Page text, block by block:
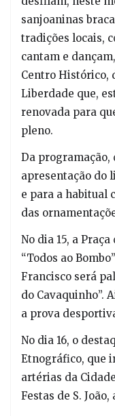
sanjoaninas
tradições locais,
cantam e
Centro Histórico,
Liberdade que,
renovada para
pleno.
Da programação,
apresentação do
e para a habitual
das
No dia 15, a
“Todos ao
Francisco será
do Cavaquinho”.
a prova
No dia 16, o
Etnográfico, que
artérias da
Festas de S.